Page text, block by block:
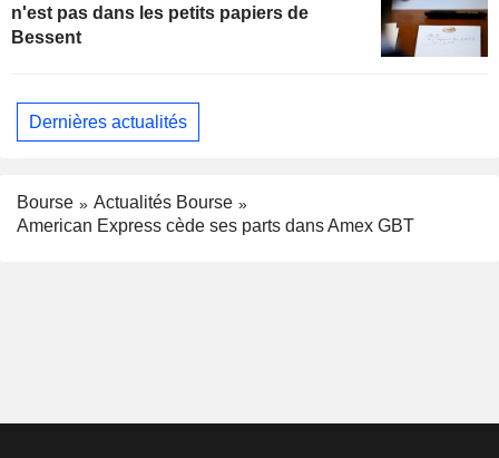
n'est pas dans les petits papiers de
Bessent
Dernières actualités
Bourse
Actualités Bourse
American Express cède ses parts dans Amex GBT